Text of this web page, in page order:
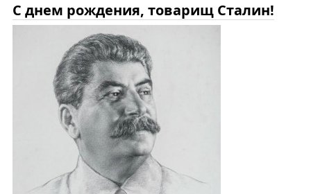
С днем рождения, товарищ Сталин!